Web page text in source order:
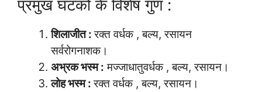
प्रमुख घटकों के विशेष गुण :
शिलाजीत :रक्त वर्धक , बल्य, रसायन
सर्वरोगनाशक।
अभ्रक भस्म : मज्जाधातुवर्धक , बल्य, रसायन।
लोह भस्म :रक्त वर्धक , बल्य, रसायन।